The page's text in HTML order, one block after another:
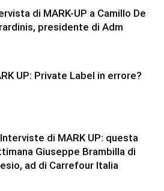
di MARK-UP a Camillo De
presidente di Adm
UP: Private Label in errore?
di MARK UP: questa
Giuseppe Brambilla di
ad di Carrefour Italia